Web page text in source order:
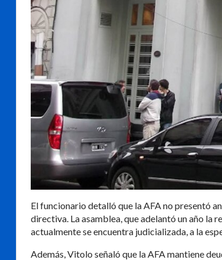
El funcionario detalló que la AFA no presentó
directiva. La asamblea, que adelantó un año la
actualmente se encuentra judicializada, a la
Además, Vitolo señaló que la AFA mantiene